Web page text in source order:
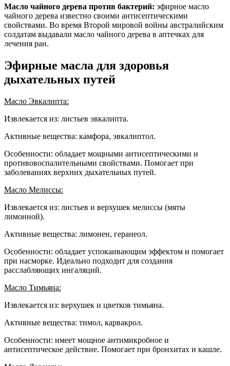
Масло чайного дерева против бактерий: эфирное масло
чайного дерева известно своими антисептическими
свойствами. Во время Второй мировой войны австралийским
солдатам выдавали масло чайного дерева в аптечках для
лечения ран.
Эфирные масла для здоровья
дыхательных путей
Масло Эвкалипта:
Извлекается из: листьев эвкалипта.
Активные вещества: камфора, эвкалиптол.
Особенности: обладает мощными антисептическими и
противовоспалительными свойствами. Помогает при
заболеваниях верхних дыхательных путей.
Масло Мелиссы:
Извлекается из: листьев и верхушек мелиссы (мяты
лимонной).
Активные вещества: лимонен, геранеол.
Особенности: обладает успокаивающим эффектом и помогает
при насморке. Идеально подходит для создания
расслабляющих ингаляций.
Масло Тимьяна:
Извлекается из: верхушек и цветков тимьяна.
Активные вещества: тимол, карвакрол.
Особенности: имеет мощное антимикробное и
антисептическое действие. Помогает при бронхитах и кашле.